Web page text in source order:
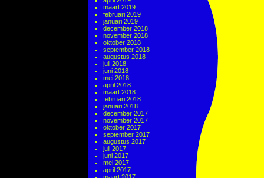
maart 2019
februari 2019
januari 2019
december 2018
november 2018
oktober 2018
september 2018
augustus 2018
juli 2018
juni 2018
mei 2018
april 2018
maart 2018
februari 2018
januari 2018
december 2017
november 2017
oktober 2017
september 2017
augustus 2017
juli 2017
juni 2017
mei 2017
april 2017